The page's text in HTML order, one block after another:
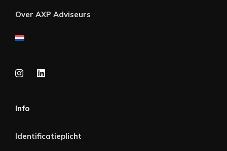
Over AXP Adviseurs
Info
Identificatieplicht